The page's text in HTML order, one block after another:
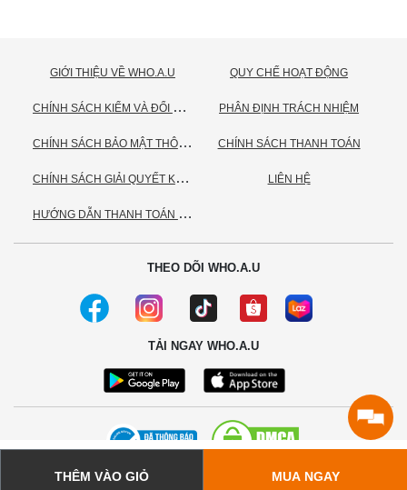
THÊM VÀO GIỎ MUA NGAY
GIỚI THIỆU VỀ WHO.A.U
C
HÍNH SÁCH KIỂM VÀ ĐỔI TRẢ HÀNG
C
HÍNH SÁCH BẢO MẬT THÔNG TIN CÁ NHÂN
C
HÍNH SÁCH GIẢI QUYẾT KHIẾU NẠI
H
ƯỚNG DẪN THANH TOÁN VNPAY
QUY CHẾ HOẠT ĐỘNG
PHÂN ĐỊNH TRÁCH NHIỆM
CHÍNH SÁCH THANH TOÁN
LIÊN HỆ
THEO DÕI WHO.A.U
TẢI NGAY WHO.A.U
© 2020 - Bản quyền thuộc về Công ty TNHH TC Commerce